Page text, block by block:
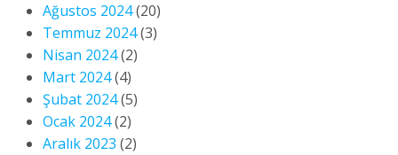
Ağustos 2024(20)
Temmuz 2024(3)
Nisan 2024(2)
Mart 2024(4)
Şubat 2024(5)
Ocak 2024(2)
Aralık 2023 (2)